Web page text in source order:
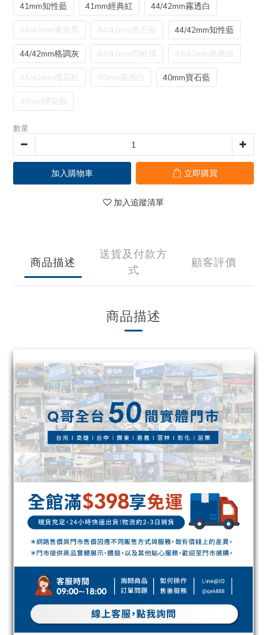
41mm知性藍 41mm經典紅 44/42mm霧透白
44/42mm重裝黑 44/42mm寶石藍 44/42mm知性藍
44/42mm格調灰 44/42mm閃酷橘 44/42mm典雅綠
44/42mm櫻花粉 40mm霧透白 40mm寶石藍
40mm櫻花粉
數量
加入購物車 立即購買
加入追蹤清單
商品描述
送貨及付款方
式
顧客評價
商品描述